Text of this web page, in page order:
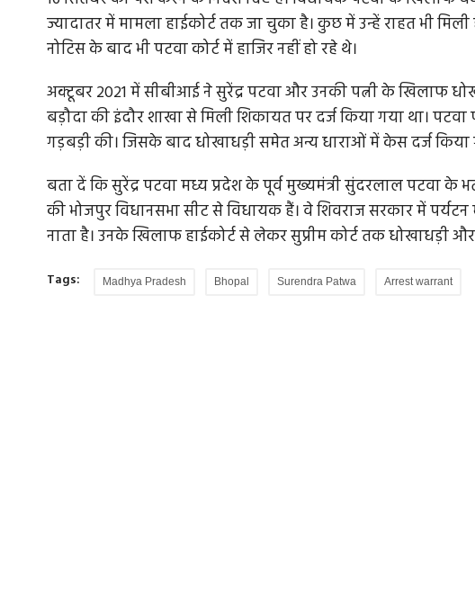
ज्यादातर में मामला हाईकोर्ट तक जा चुका है। कुछ में उन्हें राहत भी मिली
नोटिस के बाद भी पटवा कोर्ट में हाजिर नहीं हो रहे थे।
अक्टूबर 2021 में सीबीआई ने सुरेंद्र पटवा और उनकी पत्नी के खिलाफ
बड़ौदा की इंदौर शाखा से मिली शिकायत पर दर्ज किया गया था।
गड़बड़ी की। जिसके बाद धोखाधड़ी समेत अन्य धाराओं में केस दर्ज किया
बता दें कि सुरेंद्र पटवा मध्य प्रदेश के पूर्व मुख्यमंत्री सुंदरलाल पटवा के
की भोजपुर विधानसभा सीट से विधायक हैं। वे शिवराज सरकार में पर्यटन
नाता है। उनके खिलाफ हाईकोर्ट से लेकर सुप्रीम कोर्ट तक धोखाधड़ी
Tags: Madhya Pradesh Bhopal Surendra Patwa Arrest warrant